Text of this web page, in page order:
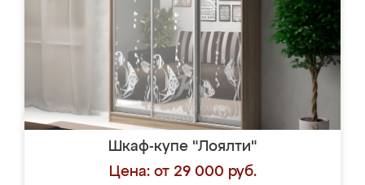
Шкаф-купе "Лоялти"
Цена: от 29 000 руб.